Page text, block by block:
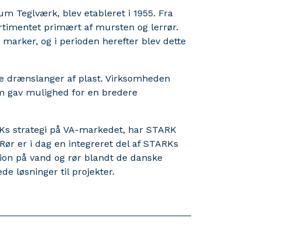
Teglværk, blev etableret i 1955. Fra
primært af mursten og lerrør.
og i perioden herefter blev dette
drænslanger af plast. Virksomheden
gav mulighed for en bredere
strategi på VA-markedet, har STARK
er i dag en integreret del af STARKs
på vand og rør blandt de danske
løsninger til projekter.